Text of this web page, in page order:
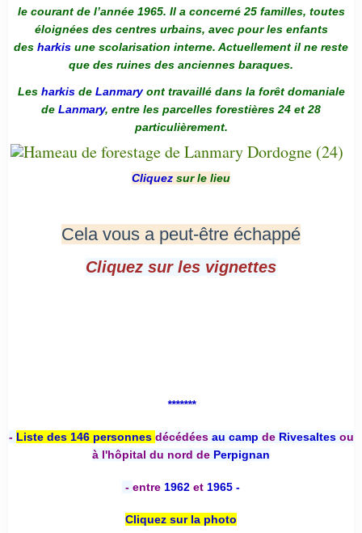
le courant de l’année 1965. Il a concerné 25 familles, toutes
éloignées des centres urbains, avec pour les enfants
des harkis une scolarisation interne. Actuellement il ne reste
que des ruines des anciennes baraques.
Les harkis de Lanmaryont travaillé dans la forêt domaniale
de Lanmary, entre les parcelles forestières 24 et 28
particulièrement.
Cliquez sur le lieu
Cela vous a peut-être échappé
Cliquez sur les vignettes
*******
- Liste des 146 personnes décédées au camp deRivesaltesou
à l'hôpital du nord de Perpignan
- entre 1962 et 1965 -
Cliquez sur la photo